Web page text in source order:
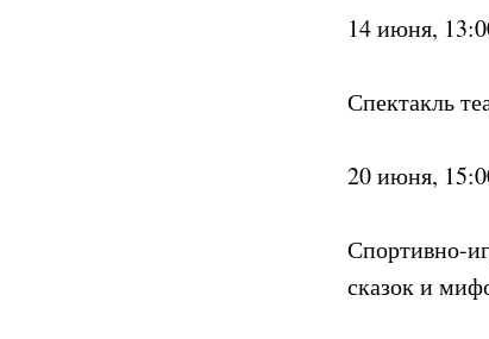
14 июня,
Спектакль
20 июня,
Спортивно-
сказок и